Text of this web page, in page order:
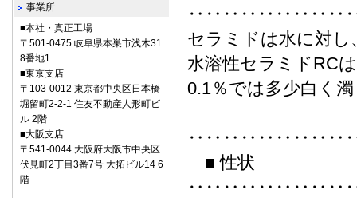
セラミドは水に対
水溶性セラミドRC
0.1％では多少白く
■ 性状
事業所
■本社・真正工場
〒501-0475 岐阜県本巣市浅木31
8番地1
■東京支店
〒103-0012 東京都中央区日本橋
堀留町2-2-1 住友不動産人形町ビ
ル 2階
■大阪支店
〒541-0044 大阪府大阪市中央区
伏見町2丁目3番7号 大拓ビル14 6
階